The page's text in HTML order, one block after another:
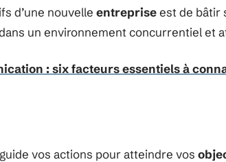
d’une nouvelle entrepriseest de bâtir
un environnement concurrentiel et
: six facteurs essentiels à
vos actions pour atteindre vos